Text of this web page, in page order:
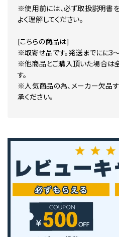
※使用前には、必ず取扱説明書
よく理解してください。
[こちらの商品は]
※取寄せ品です。発送までにに3
※他商品とご購入頂いた場合は
す。
※人気商品の為、メーカー欠品
承ください。